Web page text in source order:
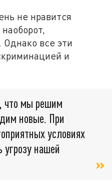
не нравится
все эти
и
что мы решим
новые. При
условиях
угрозу нашей